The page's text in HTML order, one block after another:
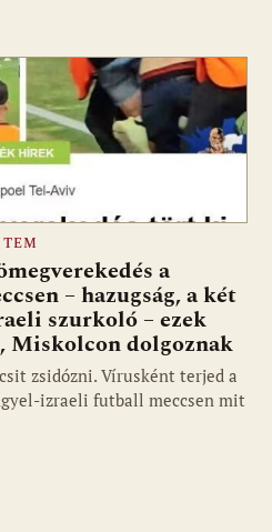
a
– hazugság, a két
szurkoló – ezek
Miskolcon dolgoznak
zsidózni. Vírusként terjed a
izraeli futball meccsen mit